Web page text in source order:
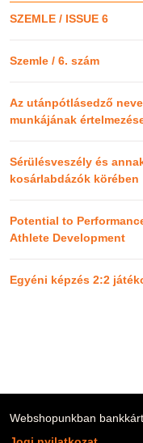
SZEMLE / ISSUE 6
Szemle / 6. szám
Az utánpótlásedző
munkájának
Sérülésveszély és
kosárlabdázók körében
Potential to
Athlete Development
Egyéni képzés 2:2
Webshopunkban